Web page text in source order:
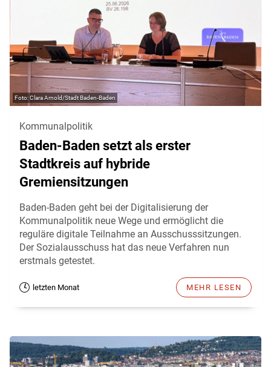
Clara Arnold/Stadt Baden-Baden
Kommunalpolitik
Baden-Baden setzt als erster
Stadtkreis auf hybride
Gremiensitzungen
Baden-Baden geht bei der Digitalisierung der
Kommunalpolitik neue Wege und ermöglicht die
reguläre digitale Teilnahme an Ausschusssitzungen.
Der Sozialausschuss hat das neue Verfahren nun
erstmals getestet.
letzten Monat MEHR LESEN